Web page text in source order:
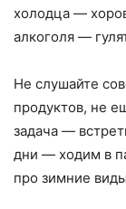
холодца —
алкоголя —
Не слушайте
продуктов, не
задача —
дни — ходим в
про зимние